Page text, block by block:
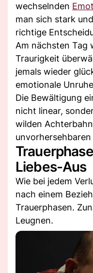
wechselnden
man sich stark
richtige
Am nächsten Tag
Traurigkeit
jemals wieder
emotionale
Die Bewältigung
nicht linear,
wilden
Liebes-Aus
Wie bei jedem
nach einem
Trauerphasen.
Leugnen.